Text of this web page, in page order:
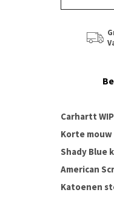
Carhartt
Korte
Shady Blue
American
Katoenen